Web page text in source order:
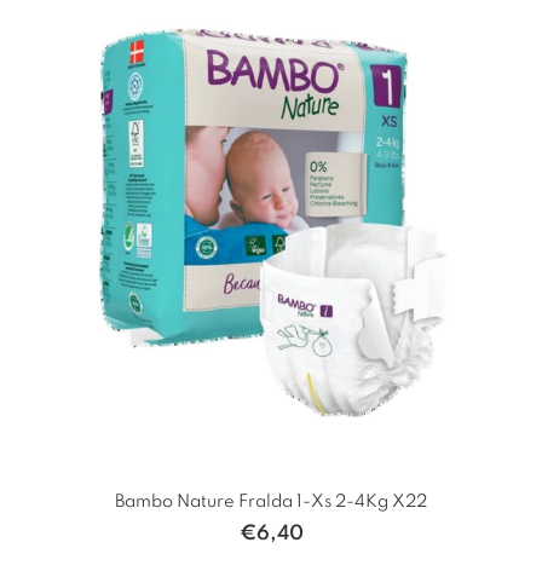
Bambo Nature Fralda 1-Xs 2-4Kg X22
€6,40